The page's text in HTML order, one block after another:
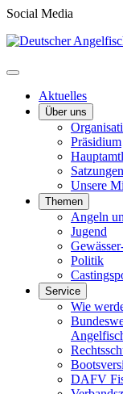
Social Media
Aktuelles
Über uns
Präsidium
Unsere
Themen
Angeln
Jugend
Politik
Service
Wie
DAFV